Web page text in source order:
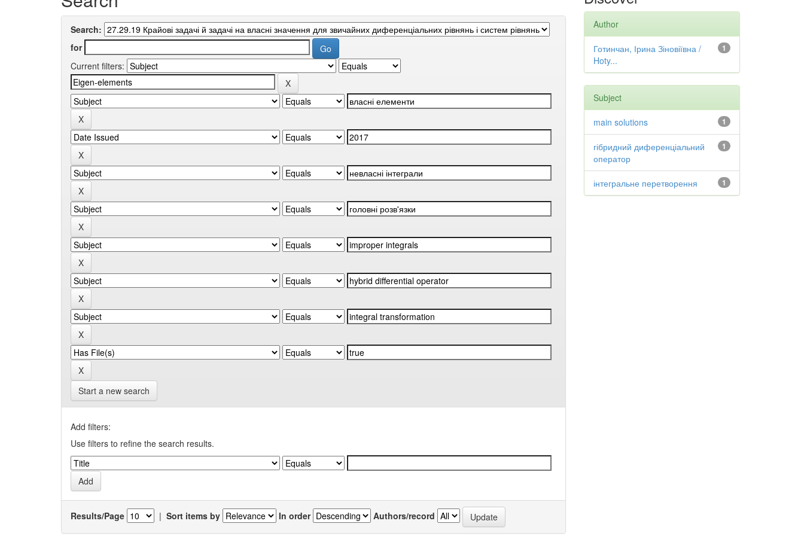
Search:
for
Current filters:
Start a new search
Add filters:
Use filters to refine the search results.
Results/Page | Sort items by In order Authors/record
Author
1
Готинчан, Ірина Зіновіївна /
Hoty...
Subject
1
main solutions
1
гібридний диференціальний
оператор
1
інтегральне перетворення